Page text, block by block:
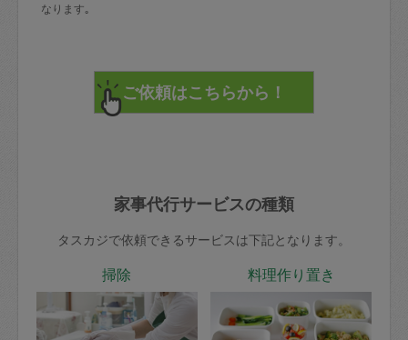
なります｡
家事代行サービスの種類
タスカジで依頼できるサービスは下記となります。
掃除 料理作り置き